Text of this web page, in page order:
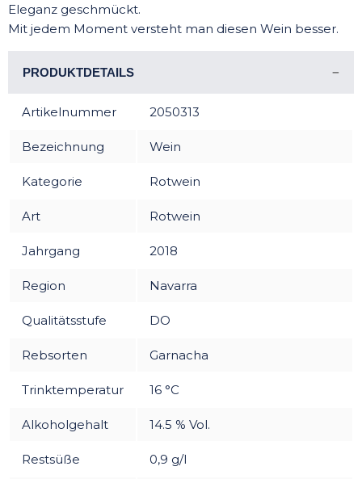
Eleganz geschmückt.
Mit jedem Moment versteht man diesen Wein besser.
PRODUKTDETAILS
Artikelnummer 2050313
Bezeichnung Wein
Kategorie Rotwein
Art Rotwein
Jahrgang 2018
Region Navarra
Qualitätsstufe DO
Rebsorten Garnacha
Trinktemperatur 16 °C
Alkoholgehalt 14.5 % Vol.
Restsüße 0,9 g/l